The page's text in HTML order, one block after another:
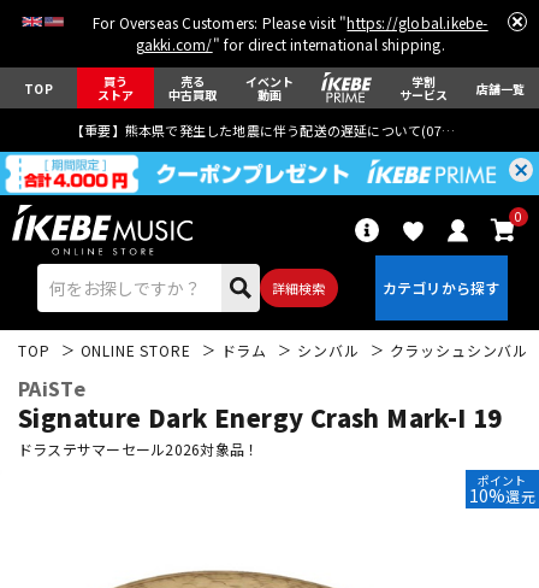
For Overseas Customers: Please visit "https://global.ikebe-
gakki.com/" for direct international shipping.
TOP 買う
ストア
売る
中古買取
イベント
動画
学割
サービス 店舗一覧
【重要】熊本県で発生した地震に伴う配送の遅延について(07月29日
詳細検索
0
ベース
TOP ONLINE STORE ドラム シンバル クラッシュシンバル
PAiSTe
Signature Dark Energy Crash Mark-I 19
ドラステサマーセール2026対象品！
ポイント
10%還元